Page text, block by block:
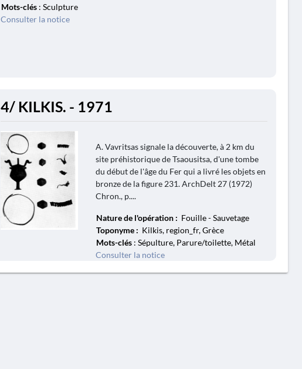
Mots-clés : Sculpture
Consulter la notice
4/ KILKIS. - 1971
A. Vavritsas signale la découverte, à 2 km du
site préhistorique de Tsaousitsa, d'une tombe
du début de l'âge du Fer qui a livré les objets en
bronze de la figure 231. ArchDelt 27 (1972)
Chron., p....
Nature de l'opération : Fouille - Sauvetage
Toponyme : Kilkis, region_fr, Grèce
Mots-clés: Sépulture, Parure/toilette, Métal
Consulter la notice